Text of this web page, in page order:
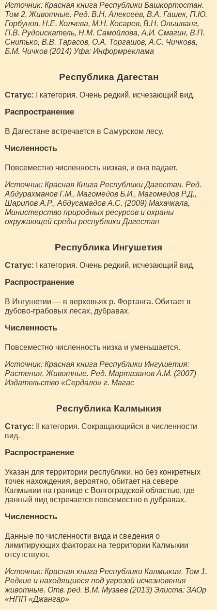
Источник: Красная книга Республики Башкортостан.
Том 2. Животные. Ред. В.Н. Алексеев, В.А. Гашек, П.Ю.
Горбунов, Н.Е. Колчева, М.Н. Косарев, В.Н. Ольшванг,
П.В. Рудоискатель, Н.М. Самойлова, А.И. Смагин, В.П.
Снитько, В.В. Тарасов, О.А. Торгашов, А.С. Чичкова,
Б.М. Чичков (2014) Уфа: Информреклама
Республика Дагестан
Статус: I категория. Очень редкий, исчезающий вид.
Распространение
В Дагестане встречается в Самурском лесу.
Численность
Повсеместно численность низкая, и она падает.
Источник: Красная Книга Республики Дагестан. Ред.
Абдурахманов Г.М., Магомедов Б.И., Магомедов Р.Д.,
Шарипов А.Р., Абдусамадов А.С. (2009) Махачкала,
Министерство природных ресурсов и охраны
окружающей среды республики Дагестан
Республика Ингушетия
Статус: I категория. Очень редкий, исчезающий вид.
Распространение
В Ингушетии — в верховьях р. Фортанга. Обитает в
дубово-грабовых лесах, дубравах.
Численность
Повсеместно численность низка и уменьшается.
Источник: Красная книга Республики Ингушетия:
Растения. Животные. Ред. Мартазанов А.М. (2007)
Издательство «Сердало» г. Магас
Республика Калмыкия
Статус: II категория. Сокращающийся в численности
вид.
Распространение
Указан для территории республики, но без конкретных
точек нахождения, вероятно, обитает на севере
Калмыкии на границе с Волгоградской областью, где
данный вид встречается повсеместно в дубравах.
Численность
Данные по численности вида и сведения о
лимитирующих факторах на территории Калмыкии
отсутствуют.
Источник: Красная книга Республики Калмыкия. Том 1.
Редкие и находящиеся под угрозой исчезновения
животные. Отв. ред. В.М. Музаев (2013) Элиста: ЗАОр
«НПП «Джангар»